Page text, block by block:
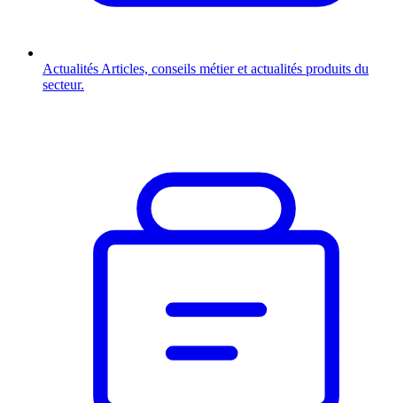
Actualités Articles, conseils métier et actualités produits du
secteur.